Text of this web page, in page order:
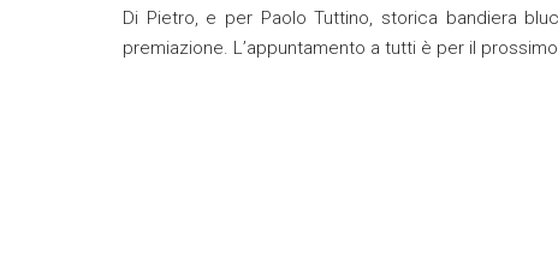
Di Pietro, e per Paolo Tuttino, storica bandiera
premiazione. L’appuntamento a tutti è per il